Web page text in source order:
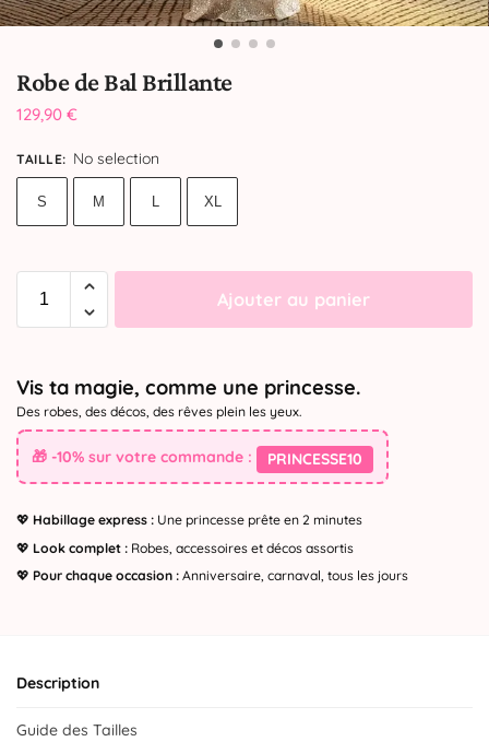
Robe de Bal Brillante
129,90 €
TAILLE: No selection
S M L XL
Ajouter au panier
Vis ta magie, comme une princesse.
Des robes, des décos, des rêves plein les yeux.
🎁 -10% sur votre commande : PRINCESSE10
💖 Habillage express : Une princesse prête en 2 minutes
💖 Look complet : Robes, accessoires et décos assortis
💖 Pour chaque occasion : Anniversaire, carnaval, tous les jours
Description
Guide des Tailles